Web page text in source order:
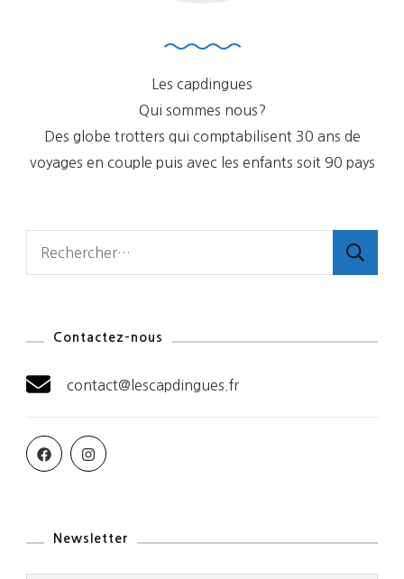
Les capdingues
Qui sommes nous?
Des globe trotters qui comptabilisent 30 ans de
voyages en couple puis avec les enfants soit 90 pays
Contactez-nous
contact@lescapdingues.fr
Newsletter